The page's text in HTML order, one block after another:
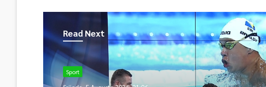
Read Next
Sport